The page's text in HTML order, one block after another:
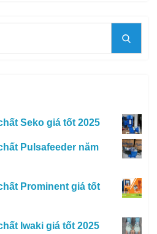
Seko giá tốt 2025
Pulsafeeder năm
Prominent giá tốt
Iwaki giá tốt 2025